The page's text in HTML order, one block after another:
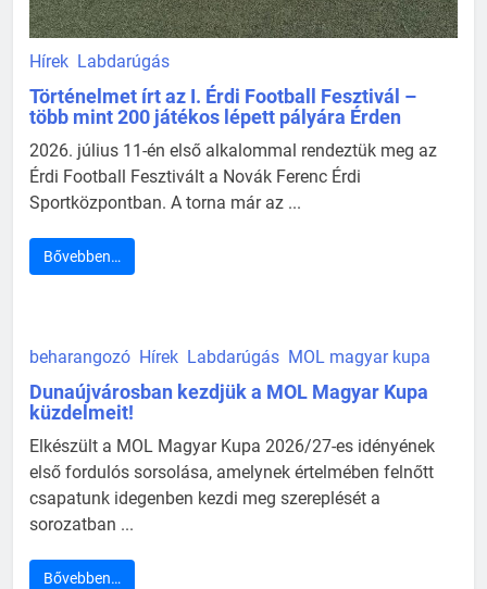
Hírek Labdarúgás
Történelmet írt az I. Érdi Football Fesztivál –
több mint 200 játékos lépett pályára Érden
2026. július 11-én első alkalommal rendeztük meg az
Érdi Football Fesztivált a Novák Ferenc Érdi
Sportközpontban. A torna már az ...
Bővebben…
beharangozó Hírek Labdarúgás MOL magyar kupa
Dunaújvárosban kezdjük a MOL Magyar Kupa
küzdelmeit!
Elkészült a MOL Magyar Kupa 2026/27-es idényének
első fordulós sorsolása, amelynek értelmében felnőtt
csapatunk idegenben kezdi meg szereplését a
sorozatban ...
Bővebben…